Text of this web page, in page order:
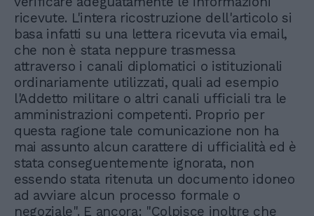
ricevute. L'intera ricostruzione dell'articolo si
basa infatti su una lettera ricevuta via email,
che non è stata neppure trasmessa
attraverso i canali diplomatici o istituzionali
ordinariamente utilizzati, quali ad esempio
l'Addetto militare o altri canali ufficiali tra le
amministrazioni competenti. Proprio per
questa ragione tale comunicazione non ha
mai assunto alcun carattere di ufficialità ed è
stata conseguentemente ignorata, non
essendo stata ritenuta un documento idoneo
ad avviare alcun processo formale o
negoziale". E ancora: "Colpisce inoltre che